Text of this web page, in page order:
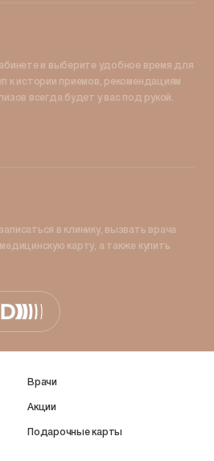
и выберите удобное время для
к истории приемов, рекомендациям
всегда будет у вас под рукой.
в клинику, вызвать врача
карту, а также купить
Врачи
Акции
Подарочные карты